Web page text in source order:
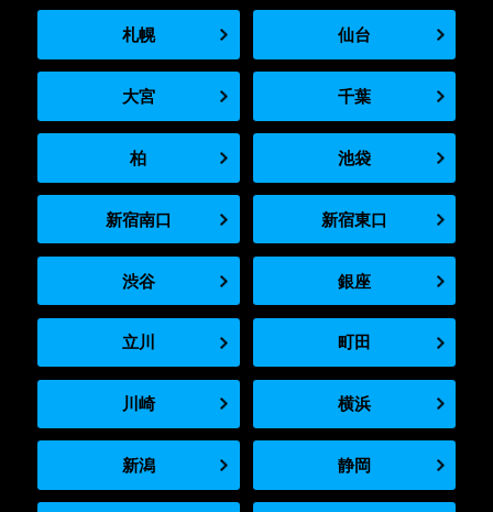
札幌 仙台
大宮 千葉
柏 池袋
新宿南口 新宿東口
渋谷 銀座
立川 町田
川崎 横浜
新潟 静岡